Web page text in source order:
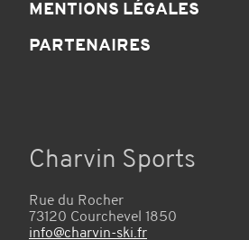
MENTIONS LÉGALES
PARTENAIRES
Charvin Sports
Rue du Rocher
73120 Courchevel 1850
info@charvin-ski.fr